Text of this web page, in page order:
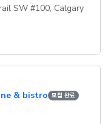
SW #100, Calgary
& bistro 모집 완료